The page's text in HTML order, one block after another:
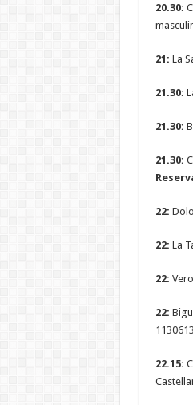
20.30:
21: La
21.30:
21.30:
21.30:
22:
22: La
22:
22:
22.15: